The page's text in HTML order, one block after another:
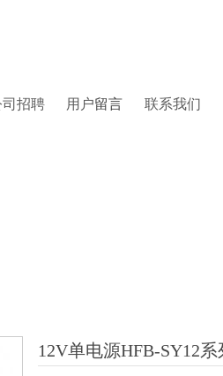
司招聘 用户留言 联系我们
12V单电源HFB-SY12